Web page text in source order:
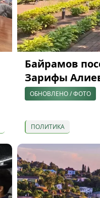
Байрамов
Зарифы
ОБНОВЛЕНО / ФОТО
ПОЛИТИКА